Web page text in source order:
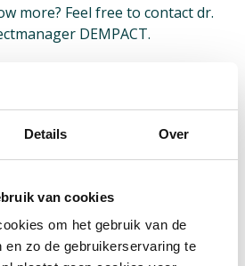
Details Over
van cookies
om het gebruik van de
en zo de gebruikerservaring te
more? Feel free to contact dr.
DEMPACT.
Summer
graag omzetten in een
maatschappelijke impact? En
Summer School 2026,